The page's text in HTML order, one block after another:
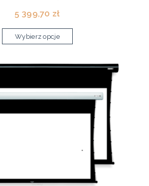
5 399,70 zł
Wybierz opcje